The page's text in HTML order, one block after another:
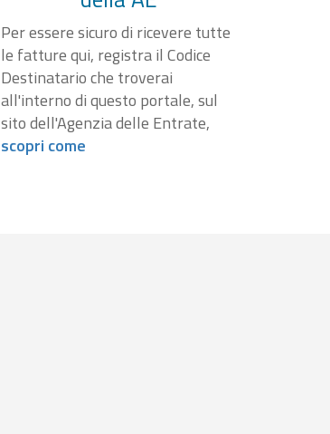
Per essere sicuro di ricevere tutte
le fatture qui, registra il Codice
Destinatario che troverai
all'interno di questo portale, sul
sito dell'Agenzia delle Entrate,
scopri come